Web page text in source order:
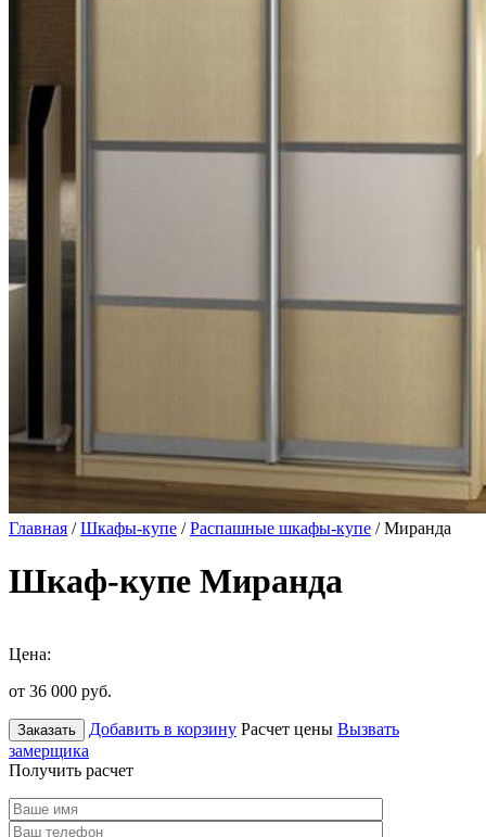
Главная /Шкафы-купе /Распашные шкафы-купе / Миранда
Шкаф-купе Миранда
Цена:
от 36 000 руб.
Заказать Добавить в корзину Расчет цены Вызвать
замерщика
Получить расчет